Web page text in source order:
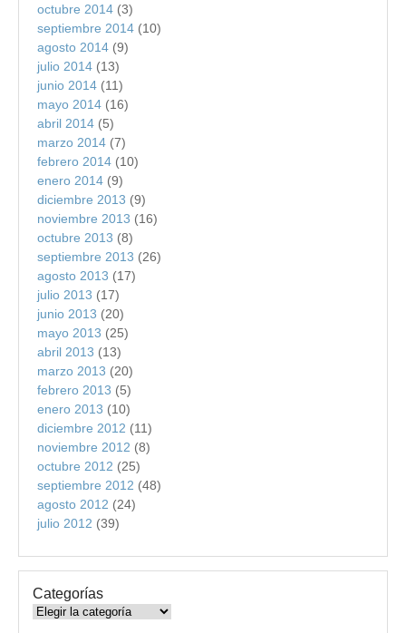
octubre 2014 (3)
septiembre 2014 (10)
agosto 2014 (9)
julio 2014 (13)
junio 2014 (11)
mayo 2014 (16)
abril 2014 (5)
marzo 2014 (7)
febrero 2014 (10)
enero 2014 (9)
diciembre 2013 (9)
noviembre 2013 (16)
octubre 2013 (8)
septiembre 2013 (26)
agosto 2013 (17)
julio 2013 (17)
junio 2013 (20)
mayo 2013 (25)
abril 2013 (13)
marzo 2013 (20)
febrero 2013 (5)
enero 2013 (10)
diciembre 2012 (11)
noviembre 2012 (8)
octubre 2012 (25)
septiembre 2012 (48)
agosto 2012 (24)
julio 2012 (39)
Categorías
Categorías